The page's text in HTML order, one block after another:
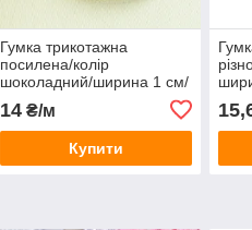
Гумка трикотажна
посилена/колір
шоколадний/ширина 1 см/
14₴/м
Купити